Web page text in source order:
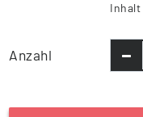
Inhalt
Anzahl